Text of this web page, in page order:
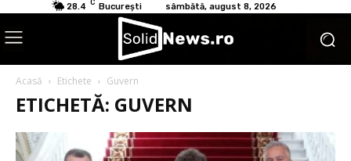
28.4 C București sâmbătă, august 8, 2026
Acasă Etichete Guvern
ETICHETĂ: GUVERN